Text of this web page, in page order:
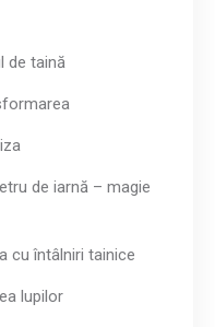
de taină
de iarnă – magie
cu întâlniri tainice
lupilor